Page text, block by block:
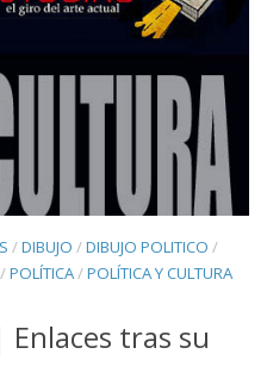
/DIBUJO /DIBUJO POLITICO /
/POLÍTICA/POLÍTICA Y CULTURA
tras su